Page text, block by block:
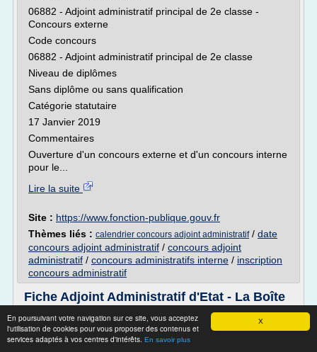
X
En poursuivant votre navigation sur ce site, vous acceptez
l'utilisation de cookies pour vous proposer des contenus et
services adaptés à vos centres d'intérêts. En savoir plus
06882 - Adjoint administratif principal de 2e classe -
Concours externe
Code concours
06882 - Adjoint administratif principal de 2e classe
Niveau de diplômes
Sans diplôme ou sans qualification
Catégorie statutaire
17 Janvier 2019
Commentaires
Ouverture d'un concours externe et d'un concours interne
pour le...
Lire la suite
Site : https://www.fonction-publique.gouv.fr
Thèmes liés : calendrier concours adjoint administratif/ date
concours adjoint administratif / concours adjoint
administratif / concours administratifs interne / inscription
concours administratif
Fiche Adjoint Administratif d'Etat - La Boîte
A Concours ...
Préparez et réussissez les Concours de la Fonction
Publique